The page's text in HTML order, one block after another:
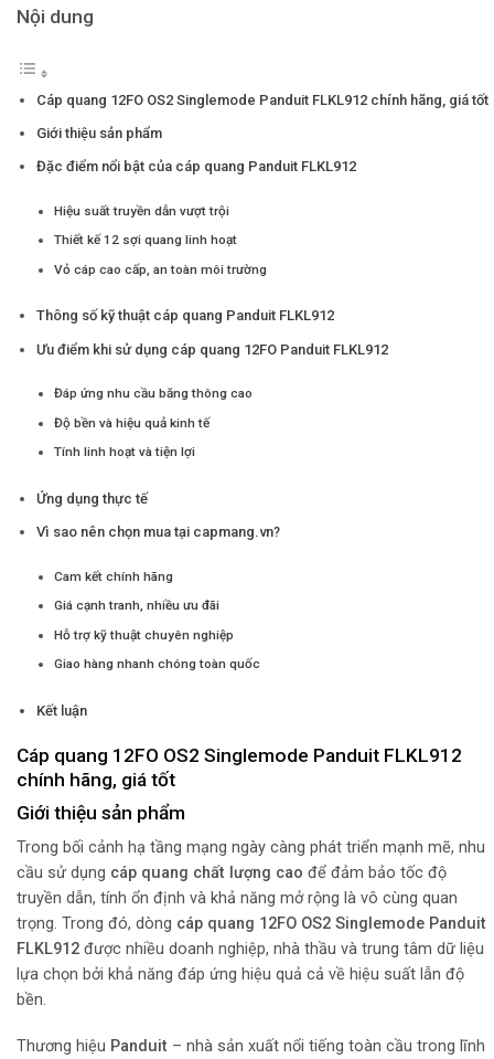
Nội dung
Cáp quang 12FO OS2 Singlemode Panduit FLKL912 chính hãng, giá tốt
Giới thiệu sản phẩm
Đặc điểm nổi bật của cáp quang Panduit FLKL912
Hiệu suất truyền dẫn vượt trội
Thiết kế 12 sợi quang linh hoạt
Vỏ cáp cao cấp, an toàn môi trường
Thông số kỹ thuật cáp quang Panduit FLKL912
Ưu điểm khi sử dụng cáp quang 12FO Panduit FLKL912
Đáp ứng nhu cầu băng thông cao
Độ bền và hiệu quả kinh tế
Tính linh hoạt và tiện lợi
Ứng dụng thực tế
Vì sao nên chọn mua tại capmang.vn?
Cam kết chính hãng
Giá cạnh tranh, nhiều ưu đãi
Hỗ trợ kỹ thuật chuyên nghiệp
Giao hàng nhanh chóng toàn quốc
Kết luận
Cáp quang 12FO OS2 Singlemode Panduit FLKL912
chính hãng, giá tốt
Giới thiệu sản phẩm
Trong bối cảnh hạ tầng mạng ngày càng phát triển mạnh mẽ, nhu
cầu sử dụng cáp quang chất lượng cao để đảm bảo tốc độ
truyền dẫn, tính ổn định và khả năng mở rộng là vô cùng quan
trọng. Trong đó, dòng cáp quang 12FO OS2 Singlemode Panduit
FLKL912 được nhiều doanh nghiệp, nhà thầu và trung tâm dữ liệu
lựa chọn bởi khả năng đáp ứng hiệu quả cả về hiệu suất lẫn độ
bền.
Thương hiệu Panduit – nhà sản xuất nổi tiếng toàn cầu trong lĩnh